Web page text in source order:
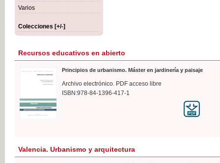
Varios
Colecciones [+/-]
Recursos educativos en abierto
Principios de urbanismo. Máster en jardinería y paisaje
Archivo electrónico. PDF acceso libre
ISBN:978-84-1396-417-1
Valencia. Urbanismo y arquitectura